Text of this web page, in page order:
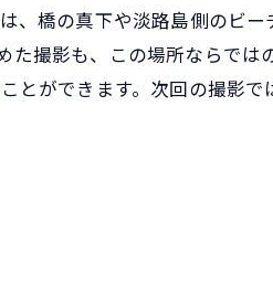
、橋の真下や淡路島側のビー
た撮影も、この場所ならでは
とができます。次回の撮影で